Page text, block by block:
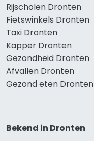
Rijscholen Dronten
Fietswinkels Dronten
Taxi Dronten
Kapper Dronten
Gezondheid Dronten
Afvallen Dronten
Gezond eten Dronten
Bekend in Dronten